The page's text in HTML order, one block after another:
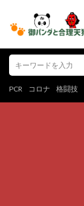
PCR コロナ 格闘技